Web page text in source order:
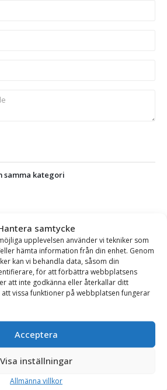
samtycke
upplevelsen använder vi tekniker som
hämta information från din enhet. Genom
kan vi behandla data, såsom din
för att förbättra webbplatsens
att inte godkänna eller återkallar ditt
vissa funktioner på webbplatsen fungerar
Acceptera
Visa inställningar
Allmänna villkor
samma kategori
fäste L30, kapacitet 4000 kg,
gaffellängd 1200 mm
Pallgaffeln är framtagen och anpassad
krav på kvalitet, säkerhet och
och låses fast i rätt läge med en